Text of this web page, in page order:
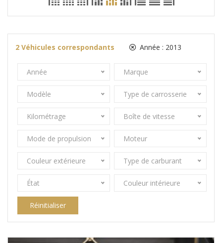
2 Véhicules correspondants Année : 2013
Année Marque
Modèle Type de carrosserie
Kilométrage Boîte de vitesse
Mode de propulsion Moteur
Couleur extérieure Type de carburant
État Couleur intérieure
Réinitialiser